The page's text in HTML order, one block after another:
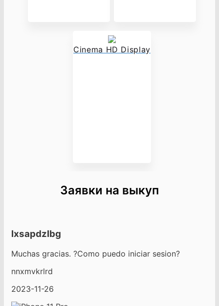
Cinema HD Display
Заявки на выкуп
lxsapdzlbg
Muchas gracias. ?Como puedo iniciar sesion?
nnxmvkrlrd
2023-11-26